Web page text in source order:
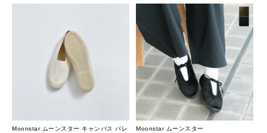
Moonstar ムーンスター キャンバス バレ
Moonstar ムーンスター